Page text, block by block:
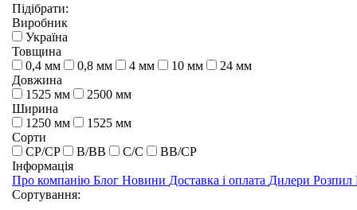
Підібрати:
Виробник
Україна
Товщина
0,4 мм
0,8 мм 4 мм 10 мм
24 мм
Довжина
1525 мм
2500 мм
Ширина
1250 мм
1525 мм
Сорти
CP/CP
B/BB C/C
BB/CP
Інформація
Про компанію Блог Новини Доставка і оплата Дилери Розпил
Сортування: